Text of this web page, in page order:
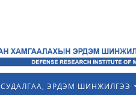
СУДАЛГАА, ЭРДЭМ ШИНЖИЛГЭЭ